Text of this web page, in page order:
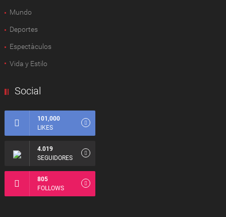
Mundo
Deportes
Espectàculos
Vida y Estilo
Social
101,000
LIKES
4.019
SEGUIDORES
805
FOLLOWS